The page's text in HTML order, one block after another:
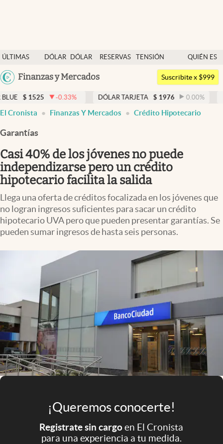
ÚLTIMAS
NOTICIAS
DÓLAR
DÓLAR
RESERVAS
TENSIÓN
GEOPOLÍTICA
QUIÉN ES
QUIÉN
Argentina
Finanzas y Mercados
Dólar
Members
Economía y Política
Finanzas y Mercados
Mercados Online
Negocios
Columnistas
Apertura
Infotechnology
Mundial 2026
Eventos Corporativos
El Cronista Studio
Mediakit
abre en nueva pestaña
Argentina
Suscribite x $999
-0.33% DÓLAR TARJETA $ 1976 0.00 % DÓLAR MEP
El Cronista Finanzas Y Mercados Crédito Hipotecario
Garantías
Casi 40% de los jóvenes no puede
independizarse pero un crédito
hipotecario facilita la salida
Llega una oferta de créditos focalizada en los jóvenes que
no logran ingresos suficientes para sacar un crédito
hipotecario UVA pero que pueden presentar garantías. Se
pueden sumar ingresos de hasta seis personas.
¡Queremos conocerte!
Registrate sin cargoen El Cronista
para una experiencia a tu medida.